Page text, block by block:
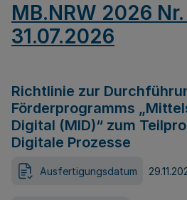
MB.NRW 2026 Nr.
31.07.2026
Richtlinie zur
Förderprogramms
Digital (MID)“ zum
Digitale Prozesse
Ausfertigungsdatum